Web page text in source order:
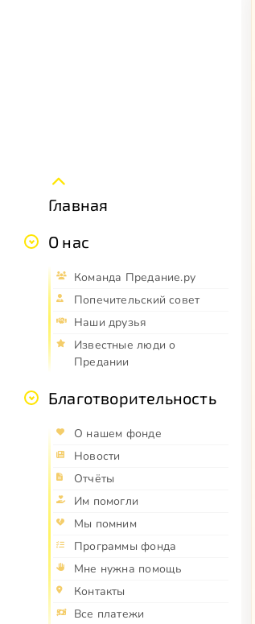
Главная
О нас
Команда Предание.ру
Попечительский совет
Наши друзья
Известные люди о
Предании
Благотворительность
О нашем фонде
Новости
Отчёты
Им помогли
Мы помним
Программы фонда
Мне нужна помощь
Контакты
Все платежи